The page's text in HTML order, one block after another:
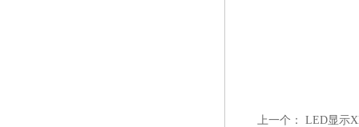
上一个： LED显示